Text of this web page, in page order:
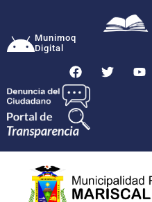
Munimoq
Digital